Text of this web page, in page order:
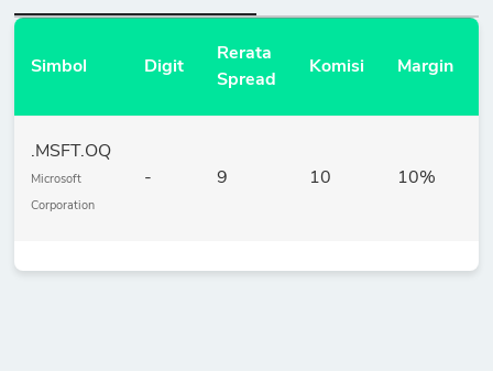
Simbol Digit
Rerata
Spread
Komisi Margin
.MSFT.OQ
Microsoft
Corporation
- 9 10 10%